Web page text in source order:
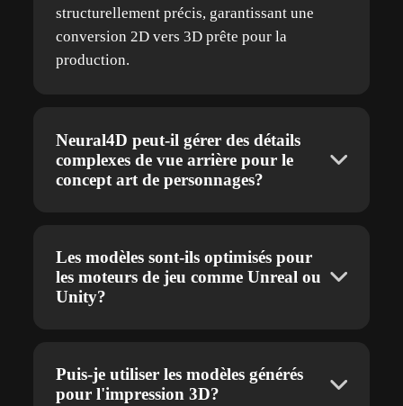
structurellement précis, garantissant une
conversion 2D vers 3D prête pour la
production.
Neural4D peut-il gérer des détails
complexes de vue arrière pour le
concept art de personnages?
Les modèles sont-ils optimisés pour
les moteurs de jeu comme Unreal ou
Unity?
Puis-je utiliser les modèles générés
pour l'impression 3D?